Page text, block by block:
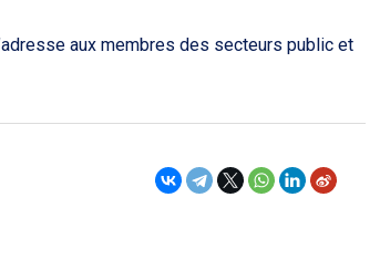
aux membres des secteurs public et